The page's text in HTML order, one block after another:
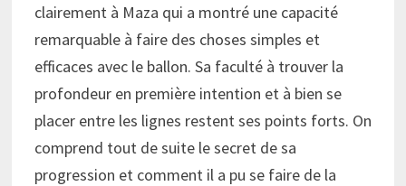
clairement à Maza qui a montré une capacité
remarquable à faire des choses simples et
efficaces avec le ballon. Sa faculté à trouver la
profondeur en première intention et à bien se
placer entre les lignes restent ses points forts. On
comprend tout de suite le secret de sa
progression et comment il a pu se faire de la